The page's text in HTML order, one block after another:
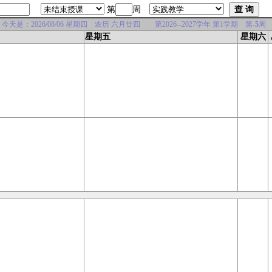
第 周
是：2026/08/06 星期四 农历 六月廿四 第2026--2027学年 第1学期 第-5周
星期五 星期六